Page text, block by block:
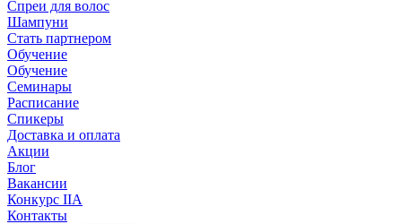
Спреи для волос
Шампуни
Стать партнером
Обучение
Обучение
Семинары
Расписание
Спикеры
Доставка и оплата
Акции
Блог
Вакансии
Конкурс IIA
Контакты